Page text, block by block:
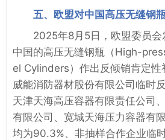
五、欧盟对中国高压无缝钢
2025年8月5日，欧盟委员
中国的高压无缝钢瓶（High-
el Cylinders）作出反倾销肯定性
威能消防器材股份有限公司临时
天津天海高压容器有限责任公司
有限公司、宽城天海压力容器有
均为90.3%、非抽样合作企业临